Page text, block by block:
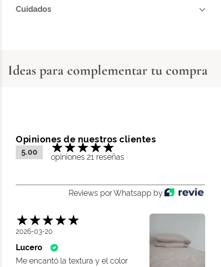
Cuidados
Ideas para complementar tu compra
Opiniones de nuestros clientes
5.00
opiniones 21 reseñas
Reviews por Whatsapp by
2026-03-20
Lucero
Me encantó la textura y el color